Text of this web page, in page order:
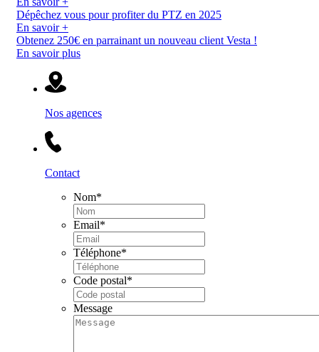
Dépêchez vous pour profiter du PTZ en 2025
En savoir +
Obtenez 250€ en parrainant un nouveau client Vesta !
En savoir plus
Nos agences
Contact
Nom*
Email*
Téléphone*
Code postal*
Message